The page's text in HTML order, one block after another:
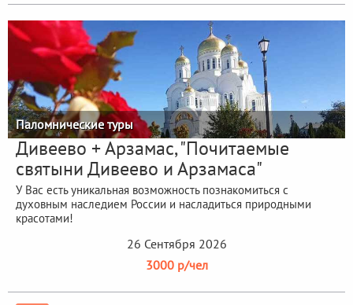
Паломнические туры
Дивеево + Арзамас, "Почитаемые
святыни Дивеево и Арзамаса"
У Вас есть уникальная возможность познакомиться с
духовным наследием России и насладиться природными
красотами!
26 Сентября 2026
3000 р/чел